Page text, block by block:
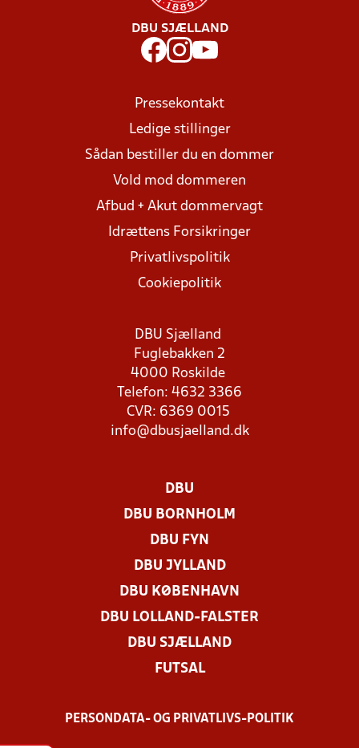
DBU SJÆLLAND
Pressekontakt
Ledige stillinger
Sådan bestiller du en dommer
Vold mod dommeren
Afbud + Akut dommervagt
Idrættens Forsikringer
Privatlivspolitik
Cookiepolitik
DBU Sjælland
Fuglebakken 2
4000 Roskilde
Telefon: 4632 3366
CVR: 6369 0015
info@dbusjaelland.dk
DBU
DBU BORNHOLM
DBU FYN
DBU JYLLAND
DBU KØBENHAVN
DBU LOLLAND-FALSTER
DBU SJÆLLAND
FUTSAL
PERSONDATA- OG PRIVATLIVS-POLITIK